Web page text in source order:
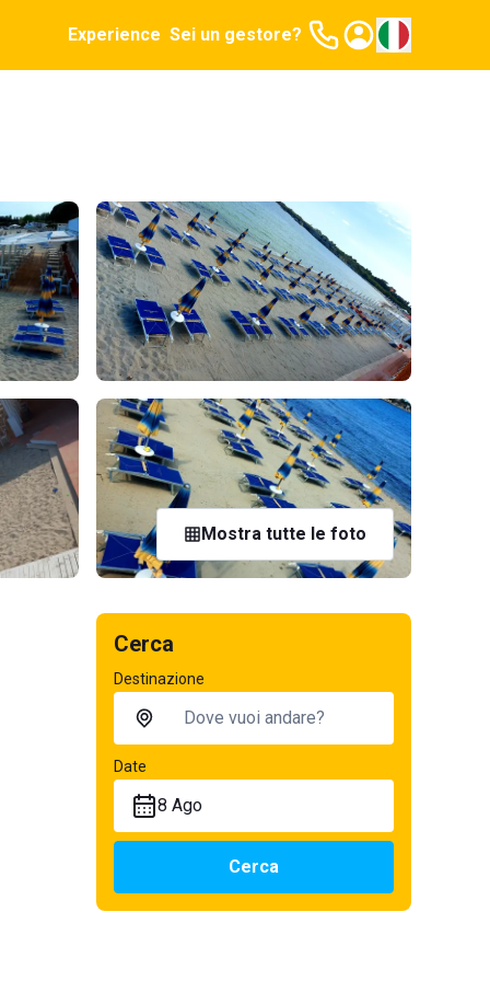
Experience Sei un gestore?
Mostra tutte le foto
Cerca
Destinazione
Date
8 Ago
Cerca